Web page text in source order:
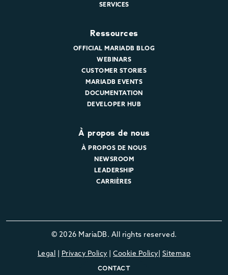
CONTACT
SERVICES
Ressources
OFFICIAL MARIADB BLOG
WEBINARS
CUSTOMER STORIES
MARIADB EVENTS
DOCUMENTATION
DEVELOPER HUB
À propos de nous
À PROPOS DE NOUS
NEWSROOM
LEADERSHIP
CARRIÈRES
© 2026 MariaDB. All rights reserved.
Legal | Privacy Policy |Cookie Policy| Sitemap